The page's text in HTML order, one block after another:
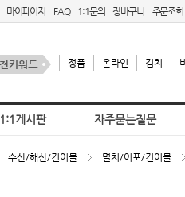
마이페이지 FAQ 1:1문의 장바구니 주문조회
정품 온라인 김치
1:1게시판 자주묻는질문
수산/해산/건어물 멸치/어포/건어물